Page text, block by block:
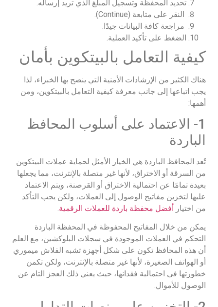
تحديد المحفظة وتسجيل المبلغ الذي تريد إرساله.
النقر على متابعة (Continue).
مراجعة كافة البيانات جيدًا.
الضغط على تأكيد العملية.
كيفية التعامل بالبيتكوين بأمان
هناك الكثير من الإرشادات الأمنية التي ينصح بها الخبراء، لذا
يجب اتباعها إلى جانب معرفة كيفية التعامل بالبيتكوين، ومن
أهمها:
1- الاعتماد على أسلوب المحافظ
الباردة
تُعد المحافظ الباردة هي الخيار الأمثل لحماية عملات البيتكوين
من السرقة أو الاختراق، لأنها غير متصلة بالإنترنت، مما يجعلها
بعيدة تمامًا عن احتمالية الاختراق أو القرصنة، ويتم الاعتماد
عليها لتخزين مفاتيح الوصول إلى العملات، ولكن يجب التأكد
من اختيار أفضل محفظة باردة للعملات الرقمية.
يمكن من خلال المفاتيح المحفوظة في المحفظة الباردة
التحكم في العملات الموجودة في سجلات البلوكشين، مع العلم
أن هذه المحافظ تكون على شكل أجهزة تشبه الفلاش ميموري
أو الهواتف الصغيرة، لأنها غير متصلة بالإنترنت، ولكن تكمن
خطورتها في احتمالية فقدانها، حيث يعني ذلك العجز التام عن
الوصول للأموال.